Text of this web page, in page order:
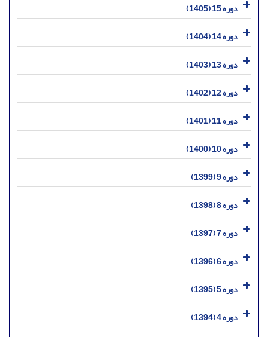
دوره 15 (1405)
دوره 14 (1404)
دوره 13 (1403)
دوره 12 (1402)
دوره 11 (1401)
دوره 10 (1400)
دوره 9 (1399)
دوره 8 (1398)
دوره 7 (1397)
دوره 6 (1396)
دوره 5 (1395)
دوره 4 (1394)